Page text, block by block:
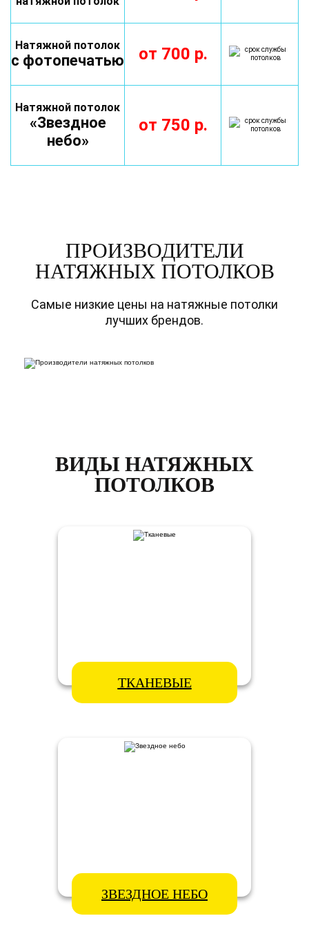
Натяжной потолок
с фотопечатью от 700 р.
Натяжной потолок
«Звездное
небо»
от 750 р.
ПРОИЗВОДИТЕЛИ
НАТЯЖНЫХ ПОТОЛКОВ
Самые низкие цены на натяжные потолки
лучших брендов.
ВИДЫ НАТЯЖНЫХ
ПОТОЛКОВ
ТКАНЕВЫЕ
ЗВЕЗДНОЕ НЕБО